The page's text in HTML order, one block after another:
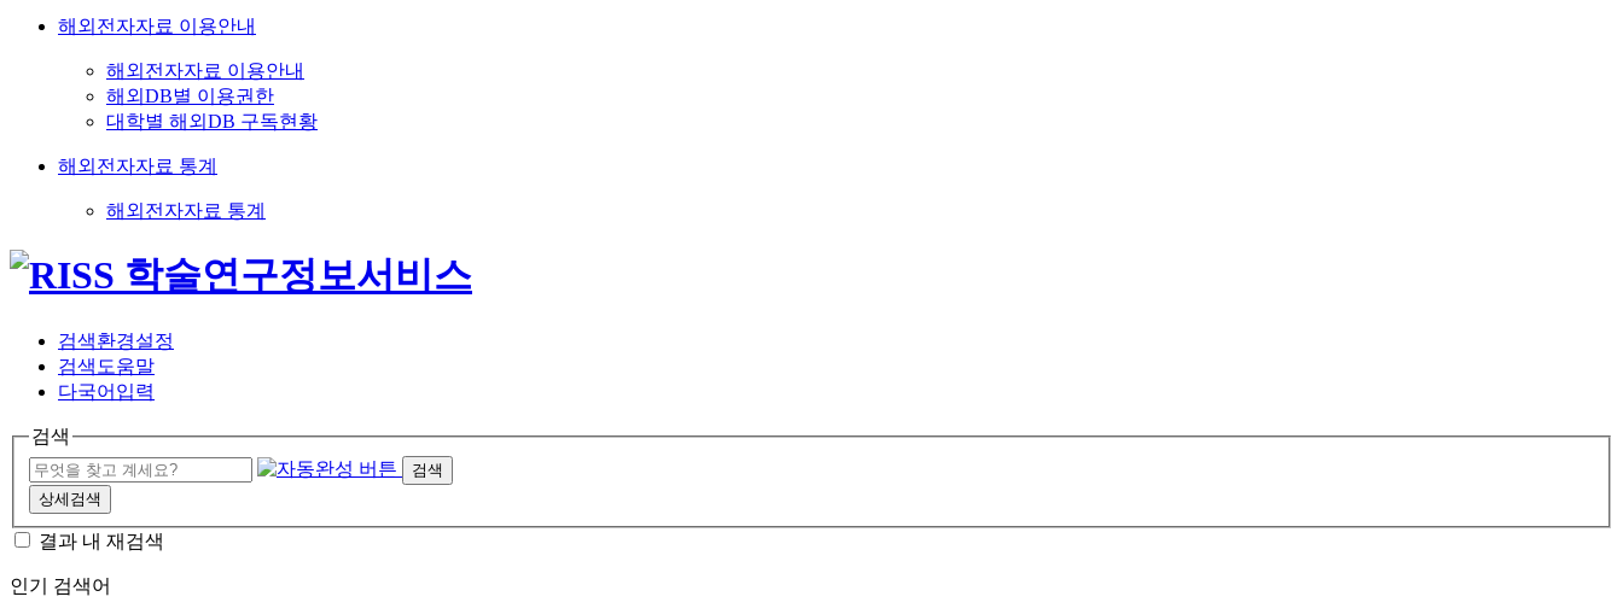
해외전자자료 이용안내
해외전자자료 이용안내
해외DB별 이용권한
대학별 해외DB 구독현황
해외전자자료 통계
해외전자자료 통계
검색환경설정
검색도움말
다국어입력
검색
검색
상세검색
결과 내 재검색
인기 검색어